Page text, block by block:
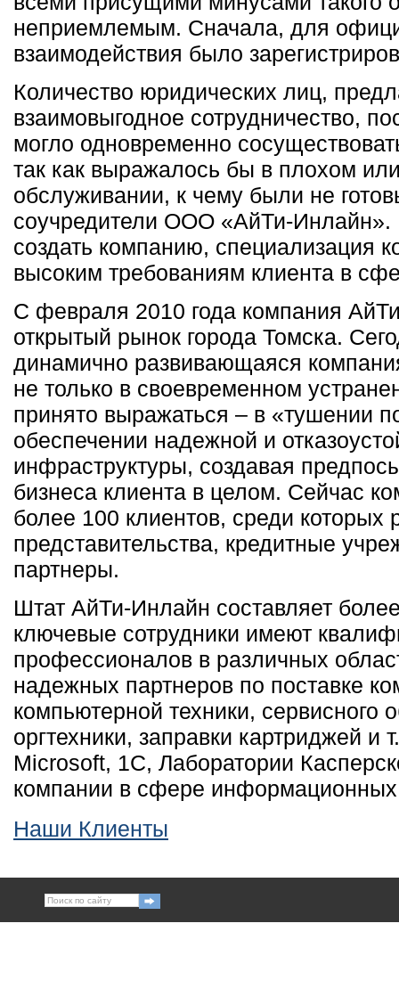
неприемлемым. Сначала, для
взаимодействия было
Количество юридических лиц,
взаимовыгодное сотрудничество,
могло одновременно
так как выражалось бы в плохом
обслуживании, к чему были не
соучредители ООО «АйТи-
создать компанию, специализация
высоким требованиям клиента в
С февраля 2010 года компания
открытый рынок города Томска.
динамично развивающаяся
не только в своевременном
принято выражаться – в «тушении
обеспечении надежной и
инфраструктуры, создавая
бизнеса клиента в целом. Сейчас
более 100 клиентов, среди которых
представительства, кредитные
партнеры.
Штат АйТи-Инлайн составляет
ключевые сотрудники имеют
профессионалов в различных
надежных партнеров по поставке
компьютерной техники, сервисного
оргтехники, заправки картриджей и
Microsoft, 1С, Лаборатории
компании в сфере информационных
Наши Клиенты